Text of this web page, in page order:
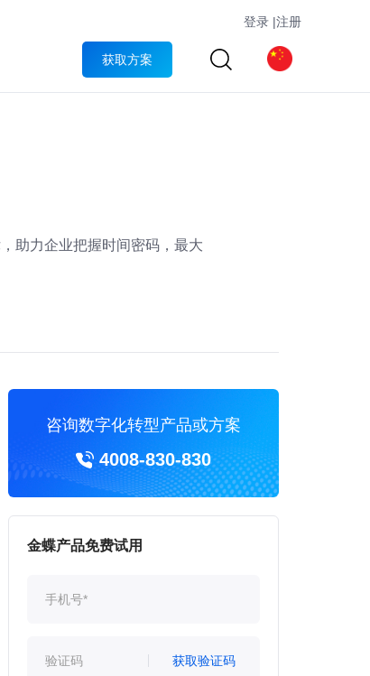
登录 |注册
获取方案
助力企业把握时间密码，最大
咨询数字化转型产品或方案
4008-830-830
金蝶产品免费试用
获取验证码